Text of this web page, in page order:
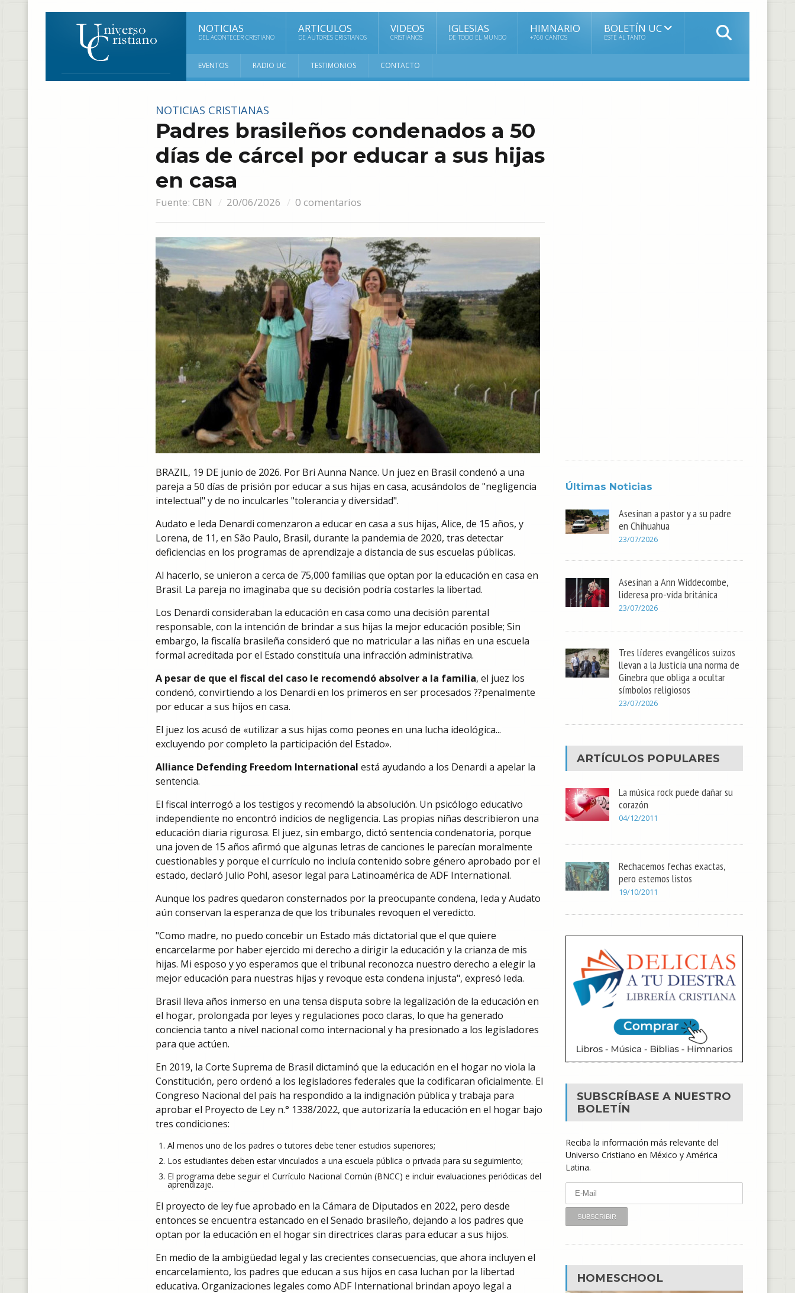
NOTICIAS
DEL ACONTECER CRISTIANO
ARTICULOS
DE AUTORES CRISTIANOS
VIDEOS
CRISTIANOS
IGLESIAS
DE TODO EL MUNDO
HIMNARIO
+760 CANTOS
BOLETÍN UC
ESTÉ AL TANTO
EVENTOS RADIO UC TESTIMONIOS CONTACTO
NOTICIAS CRISTIANAS
Padres brasileños condenados a 50
días de cárcel por educar a sus hijas
en casa
Fuente: CBN 20/06/2026 0 comentarios
BRAZIL, 19 DE junio de 2026. Por Bri Aunna Nance. Un juez en Brasil condenó a una
pareja a 50 días de prisión por educar a sus hijas en casa, acusándolos de "negligencia
intelectual" y de no inculcarles "tolerancia y diversidad".
Audato e Ieda Denardi comenzaron a educar en casa a sus hijas, Alice, de 15 años, y
Lorena, de 11, en São Paulo, Brasil, durante la pandemia de 2020, tras detectar
deficiencias en los programas de aprendizaje a distancia de sus escuelas públicas.
Al hacerlo, se unieron a cerca de 75,000 familias que optan por la educación en casa en
Brasil. La pareja no imaginaba que su decisión podría costarles la libertad.
Los Denardi consideraban la educación en casa como una decisión parental
responsable, con la intención de brindar a sus hijas la mejor educación posible; Sin
embargo, la fiscalía brasileña consideró que no matricular a las niñas en una escuela
formal acreditada por el Estado constituía una infracción administrativa.
A pesar de que el fiscal del caso le recomendó absolver a la familia, el juez los
condenó, convirtiendo a los Denardi en los primeros en ser procesados ??penalmente
por educar a sus hijos en casa.
El juez los acusó de «utilizar a sus hijas como peones en una lucha ideológica...
excluyendo por completo la participación del Estado».
Alliance Defending Freedom International está ayudando a los Denardi a apelar la
sentencia.
El fiscal interrogó a los testigos y recomendó la absolución. Un psicólogo educativo
independiente no encontró indicios de negligencia. Las propias niñas describieron una
educación diaria rigurosa. El juez, sin embargo, dictó sentencia condenatoria, porque
una joven de 15 años afirmó que algunas letras de canciones le parecían moralmente
cuestionables y porque el currículo no incluía contenido sobre género aprobado por el
estado, declaró Julio Pohl, asesor legal para Latinoamérica de ADF International.
Aunque los padres quedaron consternados por la preocupante condena, Ieda y Audato
aún conservan la esperanza de que los tribunales revoquen el veredicto.
"Como madre, no puedo concebir un Estado más dictatorial que el que quiere
encarcelarme por haber ejercido mi derecho a dirigir la educación y la crianza de mis
hijas. Mi esposo y yo esperamos que el tribunal reconozca nuestro derecho a elegir la
mejor educación para nuestras hijas y revoque esta condena injusta", expresó Ieda.
Brasil lleva años inmerso en una tensa disputa sobre la legalización de la educación en
el hogar, prolongada por leyes y regulaciones poco claras, lo que ha generado
conciencia tanto a nivel nacional como internacional y ha presionado a los legisladores
para que actúen.
En 2019, la Corte Suprema de Brasil dictaminó que la educación en el hogar no viola la
Constitución, pero ordenó a los legisladores federales que la codificaran oficialmente. El
Congreso Nacional del país ha respondido a la indignación pública y trabaja para
aprobar el Proyecto de Ley n.° 1338/2022, que autorizaría la educación en el hogar bajo
tres condiciones:
Al menos uno de los padres o tutores debe tener estudios superiores;
Los estudiantes deben estar vinculados a una escuela pública o privada para su seguimiento;
El programa debe seguir el Currículo Nacional Común (BNCC) e incluir evaluaciones periódicas del
aprendizaje.
El proyecto de ley fue aprobado en la Cámara de Diputados en 2022, pero desde
entonces se encuentra estancado en el Senado brasileño, dejando a los padres que
optan por la educación en el hogar sin directrices claras para educar a sus hijos.
En medio de la ambigüedad legal y las crecientes consecuencias, que ahora incluyen el
encarcelamiento, los padres que educan a sus hijos en casa luchan por la libertad
educativa. Organizaciones legales como ADF International brindan apoyo legal a
Últimas Noticias
Asesinan a pastor y a su padre
en Chihuahua
23/07/2026
Asesinan a Ann Widdecombe,
lideresa pro-vida británica
23/07/2026
Tres líderes evangélicos suizos
llevan a la Justicia una norma de
Ginebra que obliga a ocultar
símbolos religiosos
23/07/2026
ARTÍCULOS POPULARES
La música rock puede dañar su
corazón
04/12/2011
Rechacemos fechas exactas,
pero estemos listos
19/10/2011
SUBSCRÍBASE A NUESTRO
BOLETÍN
Reciba la información más relevante del
Universo Cristiano en México y América
Latina.
HOMESCHOOL